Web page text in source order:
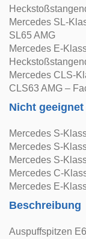
Mercedes SL-
SL65 AMG
Mercedes E-
Mercedes CLS-
CLS63 AMG –
Nicht
Mercedes S-
Mercedes S-
Mercedes S-
Mercedes C-
Mercedes E-
Beschreibung
Auspuffspitzen